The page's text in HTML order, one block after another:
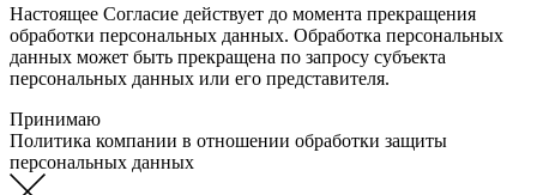
Настоящее Согласие действует до момента прекращения
обработки персональных данных. Обработка персональных
данных может быть прекращена по запросу субъекта
персональных данных или его представителя.
Принимаю
Политика компании в отношении обработки защиты
персональных данных